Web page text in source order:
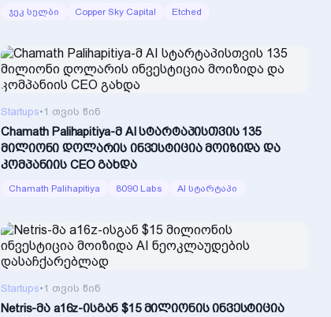
ჯეკ სელბი Copper Sky Capital Etched
Startups•1 თვის წინ
Chamath Palihapitiya-მ AI სტარტაპისთვის 135
მილიონი დოლარის ინვესტიცია მოიზიდა და
კომპანიის CEO გახდა
Chamath Palihapitiya 8090 Labs AI სტარტაპი
Startups•1 თვის წინ
Netris-მა a16z-ისგან $15 მილიონის ინვესტიცია